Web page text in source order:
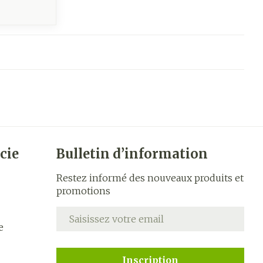
Bulletin d’information
Restez informé des nouveaux produits et
promotions
Inscription